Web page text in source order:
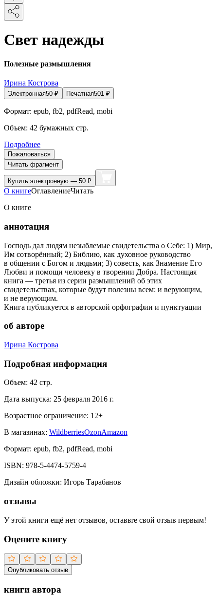
Свет надежды
Полезные размышления
Ирина Кострова
Электронная50 ₽ Печатная501 ₽
Формат: epub, fb2, pdfRead, mobi
Объем: 42 бумажных стр.
Подробнее
Пожаловаться
Читать фрагмент
Купить электронную — 50 ₽
О книгеОглавлениеЧитать
О книге
аннотация
Господь дал людям незыблемые свидетельства о Себе: 1) Мир,
Им сотворённый; 2) Библию, как духовное руководство
в общении с Богом и людьми; 3) совесть, как Знамение Его
Любви и помощи человеку в творении Добра. Настоящая
книга — третья из серии размышлений об этих
свидетельствах, которые будут полезны всем: и верующим,
и не верующим.
Книга публикуется в авторской орфографии и пунктуации
об авторе
Ирина Кострова
Подробная информация
Объем: 42 стр.
Дата выпуска: 25 февраля 2016 г.
Возрастное ограничение: 12+
В магазинах: WildberriesOzonAmazon
Формат: epub, fb2, pdfRead, mobi
ISBN: 978-5-4474-5759-4
Дизайн обложки: Игорь Тарабанов
отзывы
У этой книги ещё нет отзывов, оставьте свой отзыв первым!
Оцените книгу
Опубликовать отзыв
книги автора